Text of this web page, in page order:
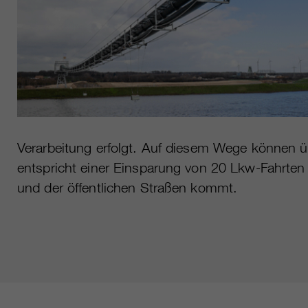
Verarbeitung erfolgt. Auf diesem Wege können
entspricht einer Einsparung von 20 Lkw-
und der öffentlichen Straßen kommt.